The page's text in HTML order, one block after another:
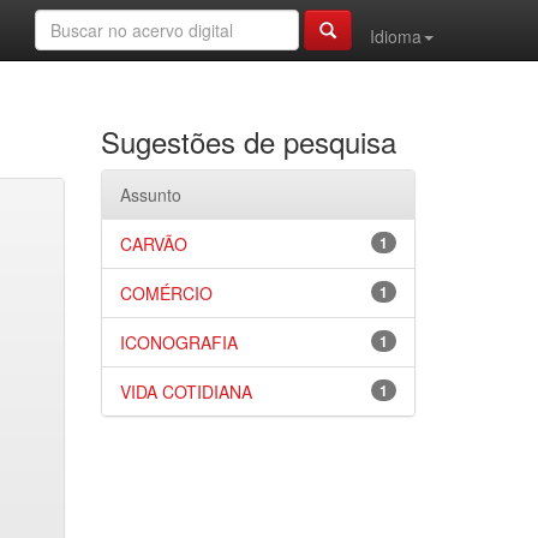
Idioma
Sugestões de pesquisa
Assunto
1
CARVÃO
1
COMÉRCIO
1
ICONOGRAFIA
1
VIDA COTIDIANA